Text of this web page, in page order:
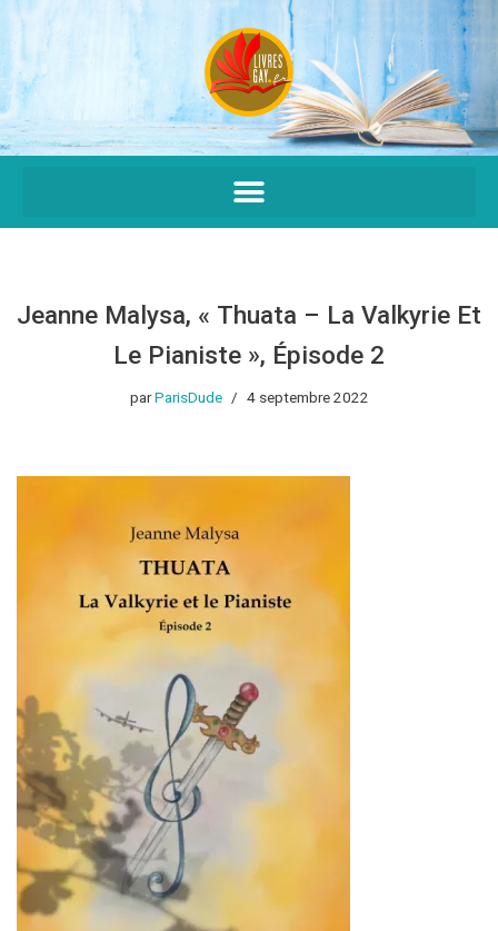
Aller
au
contenu
Jeanne Malysa, « Thuata – La Valkyrie Et
Le Pianiste », Épisode 2
parParisDude 4 septembre 2022